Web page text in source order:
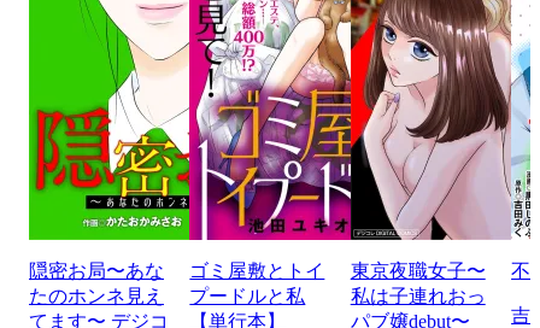
隠密お局〜あな
たのホンネ見え
てます〜 デジコ
ゴミ屋敷とトイ
プードルと私
【単行本】
東京夜職女子〜
私は子連れおっ
パブ嬢debut〜
不
吉